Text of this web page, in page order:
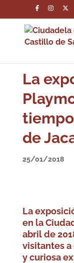
La
de
25/01/2018
La
en la
abril de
visitantes
y curiosa